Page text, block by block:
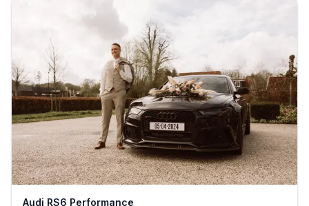
Audi RS6 Performance